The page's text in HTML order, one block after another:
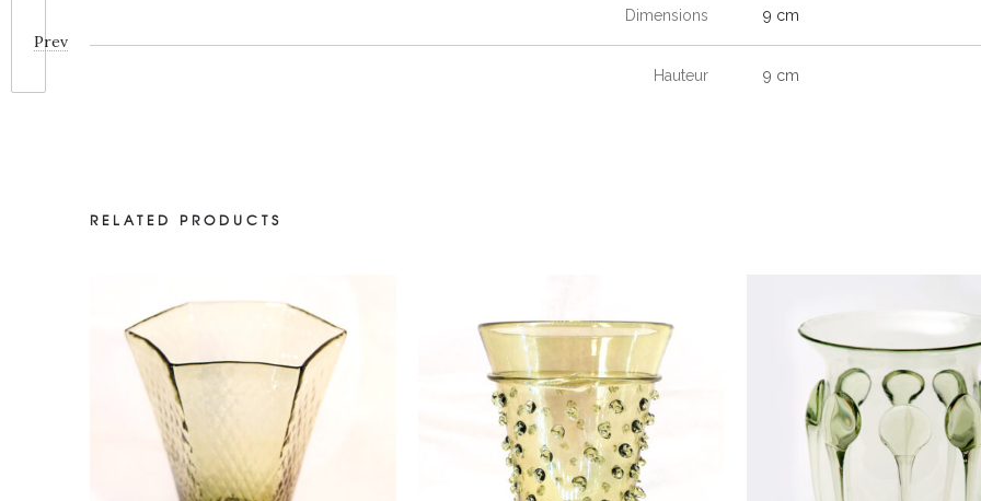
Prev
Dimensions 9 cm
Hauteur 9 cm
RELATED PRODUCTS